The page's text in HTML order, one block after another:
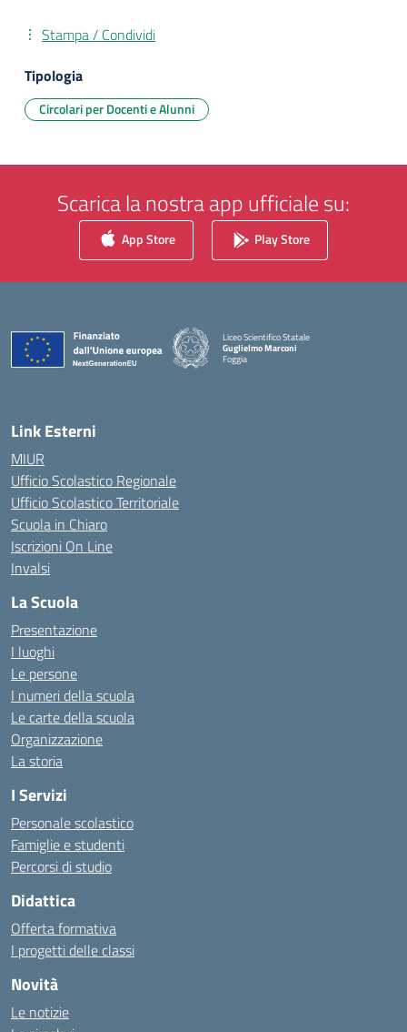
Stampa / Condividi
Tipologia
Circolari per Docenti e Alunni
Scarica la nostra app ufficiale su:
App Store Play Store
Liceo Scientifico Statale
Guglielmo Marconi
Foggia
— Visita la pagina iniziale della scuola
Link Esterni
MIUR
Ufficio Scolastico Regionale
Ufficio Scolastico Territoriale
Scuola in Chiaro
Iscrizioni On Line
Invalsi
La Scuola
Presentazione
I luoghi
Le persone
I numeri della scuola
Le carte della scuola
Organizzazione
La storia
I Servizi
Personale scolastico
Famiglie e studenti
Percorsi di studio
Didattica
Offerta formativa
I progetti delle classi
Novità
Le notizie